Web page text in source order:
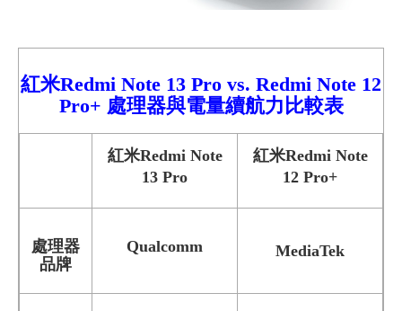
紅米Redmi Note 13 Pro vs. Redmi Note 12
Pro+ 處理器與電量續航力比較表
紅米Redmi Note
13 Pro
紅米Redmi Note
12 Pro+
處理器
品牌
Qualcomm MediaTek